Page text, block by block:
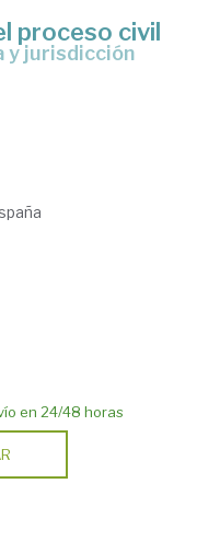
proceso civil
en 24/48 horas